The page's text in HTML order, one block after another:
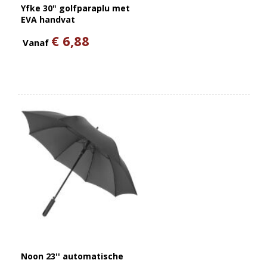
Yfke 30" golfparaplu met
EVA handvat
Vanaf € 6,88
Noon 23'' automatische